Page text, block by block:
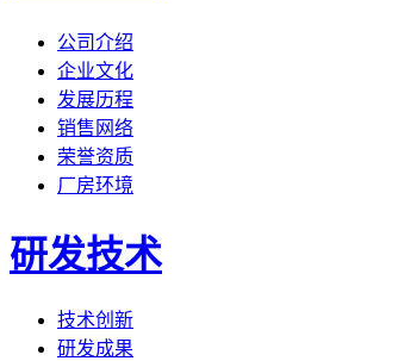
公司介绍
企业文化
发展历程
销售网络
荣誉资质
厂房环境
研发技术
技术创新
研发成果